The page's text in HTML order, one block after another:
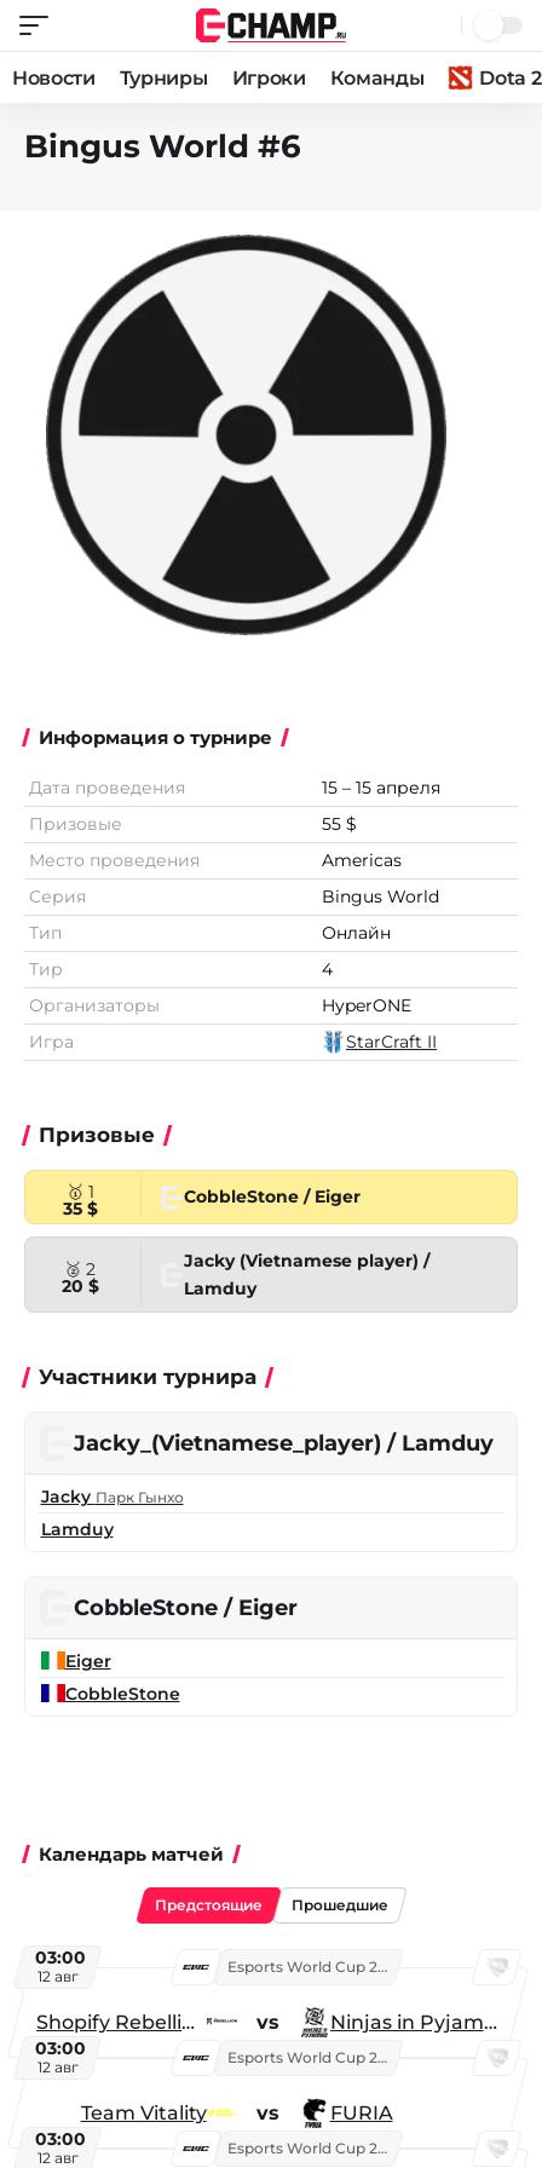
Новости Турниры Игроки Команды Dota 2
Bingus World #6
Информация о турнире
Дата проведения
15 – 15 апреля
Призовые
55 $
Место проведения
Americas
Серия
Bingus World
Тип
Онлайн
Тир
4
Организаторы
HyperONE
Игра
StarCraft II
Призовые
🥇 1
35 $
CobbleStone / Eiger
🥈 2
20 $
Jacky (Vietnamese player) /
Lamduy
Участники турнира
Jacky_(Vietnamese_player) / Lamduy
Jacky Парк Гынхо
Lamduy
CobbleStone / Eiger
Eiger
CobbleStone
Календарь матчей
Предстоящие Прошедшие
03:00
12 авг
Esports World Cup 2026
Shopify Rebellion vs Ninjas in Pyjamas
03:00
12 авг
Esports World Cup 2026
Team Vitality vs FURIA
03:00
12 авг
Esports World Cup 2026